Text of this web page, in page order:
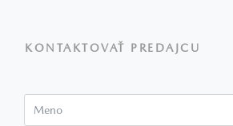
KONTAKTOVAŤ PREDAJCU